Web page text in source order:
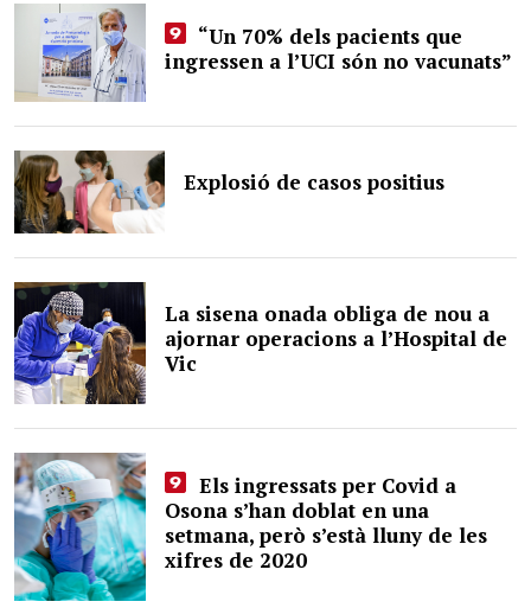
“Un 70% dels pacients que
ingressen a l’UCI són no vacunats”
Explosió de casos positius
La sisena onada obliga de nou a
ajornar operacions a l’Hospital de
Vic
Els ingressats per Covid a
Osona s’han doblat en una
setmana, però s’està lluny de les
xifres de 2020